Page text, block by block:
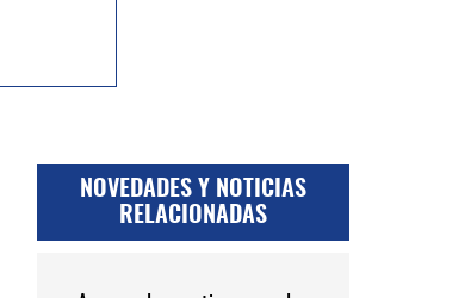
NOVEDADES Y NOTICIAS
RELACIONADAS